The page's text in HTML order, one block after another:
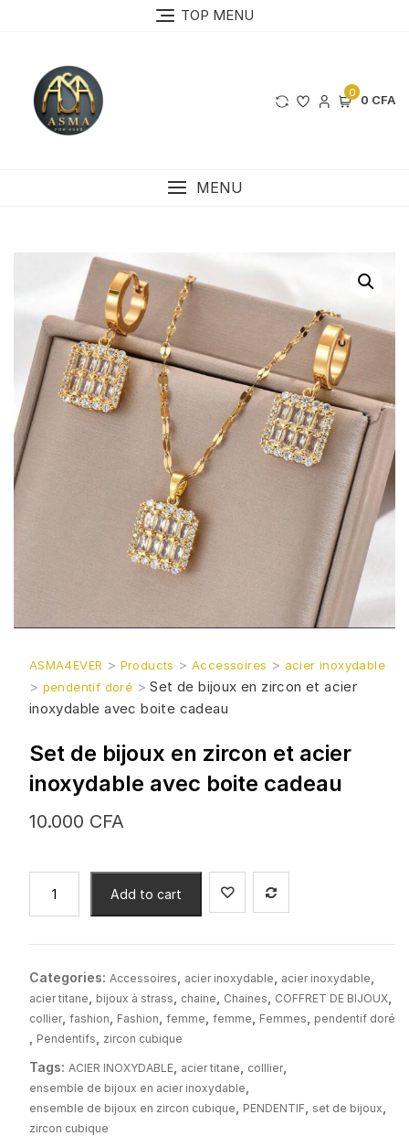
TOP MENU
0 0 CFA
MENU
ASMA4EVER > Products > Accessoires > acier inoxydable
> pendentif doré >Set de bijoux en zircon et acier
inoxydable avec boite cadeau
Set de bijoux en zircon et acier
inoxydable avec boite cadeau
10.000 CFA
en
zircon
acier
inoxydable
boite
cadeau
quantity
Add to cart
Categories: Accessoires acier inoxydable acier inoxydable
acier titane bijoux à strass chaine Chaines COFFRET DE BIJOUX,
collier, fashion Fashion femme femme Femmes pendentif doré
Pendentifs zircon cubique
Tags: ACIER INOXYDABLE acier titane colllier,
ensemble de bijoux en acier inoxydable
ensemble de bijoux en zircon cubique PENDENTIF set de bijoux
zircon cubique